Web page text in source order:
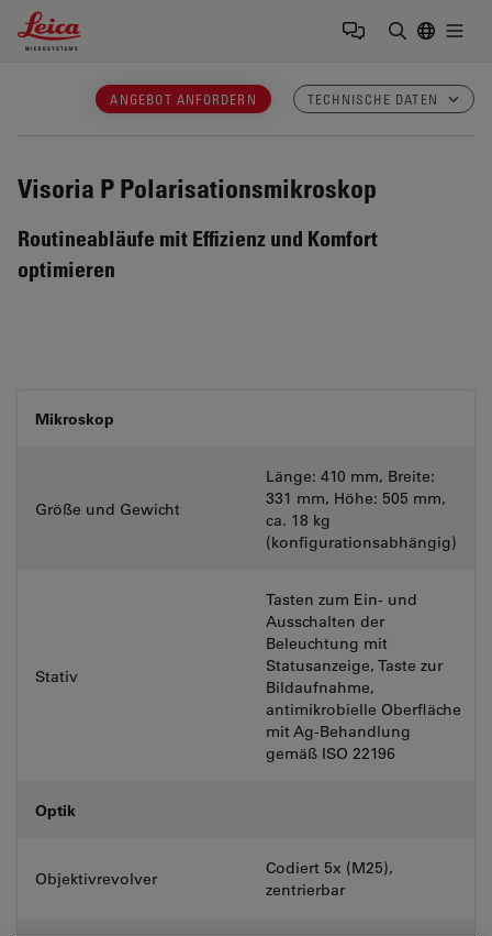
Leica Microsystems Logo
ANGEBOT ANFORDERN TECHNISCHE DATEN
Visoria P Polarisationsmikroskop
Routineabläufe mit Effizienz und Komfort
optimieren
Mikroskop
Größe und Gewicht
Länge: 410 mm, Breite:
331 mm, Höhe: 505 mm,
ca. 18 kg
(konfigurationsabhängig)
Stativ
Tasten zum Ein- und
Ausschalten der
Beleuchtung mit
Statusanzeige, Taste zur
Bildaufnahme,
antimikrobielle Oberfläche
mit Ag-Behandlung
gemäß ISO 22196
Optik
Objektivrevolver
Codiert 5x (M25),
zentrierbar